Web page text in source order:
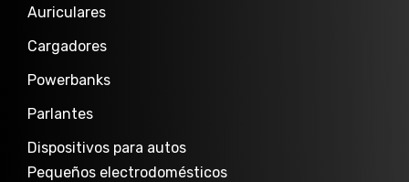
Auriculares
Cargadores
Powerbanks
Parlantes
Dispositivos para autos
Pequeños electrodomésticos